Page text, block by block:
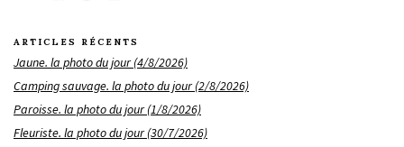
ARTICLES RÉCENTS
Jaune. la photo du jour (4/8/2026)
Camping sauvage. la photo du jour (2/8/2026)
Paroisse. la photo du jour (1/8/2026)
Fleuriste. la photo du jour (30/7/2026)